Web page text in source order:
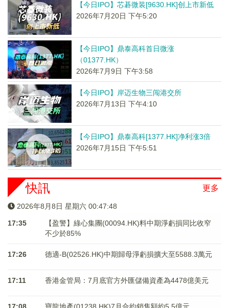
【今日IPO】芯碁微装[9630.HK]创上市新低
2026年7月20日 下午5:20
【今日IPO】鼎泰高科首日微涨
（01377.HK）
2026年7月9日 下午3:58
【今日IPO】岸迈生物三闯港交所
2026年7月13日 下午4:10
【今日IPO】鼎泰高科[1377.HK]净利涨3倍
2026年7月15日 下午5:51
更多
快訊
2026年8月8日 星期六 00:47:49
17:35
【盈警】綠心集團(00094.HK)料中期淨虧損同比收窄
不少於85%
17:26 德適-B(02526.HK)中期歸母淨虧損擴大至5588.3萬元
17:11 香港金管局：7月底官方外匯儲備資產為4478億美元